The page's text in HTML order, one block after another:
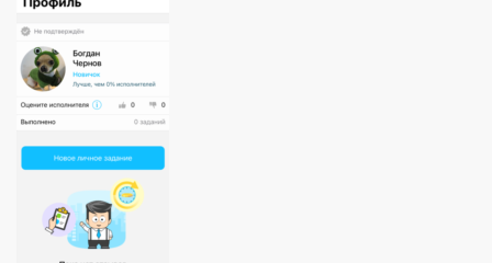
Исполнителям
Заказчикам
Полезное
Гости